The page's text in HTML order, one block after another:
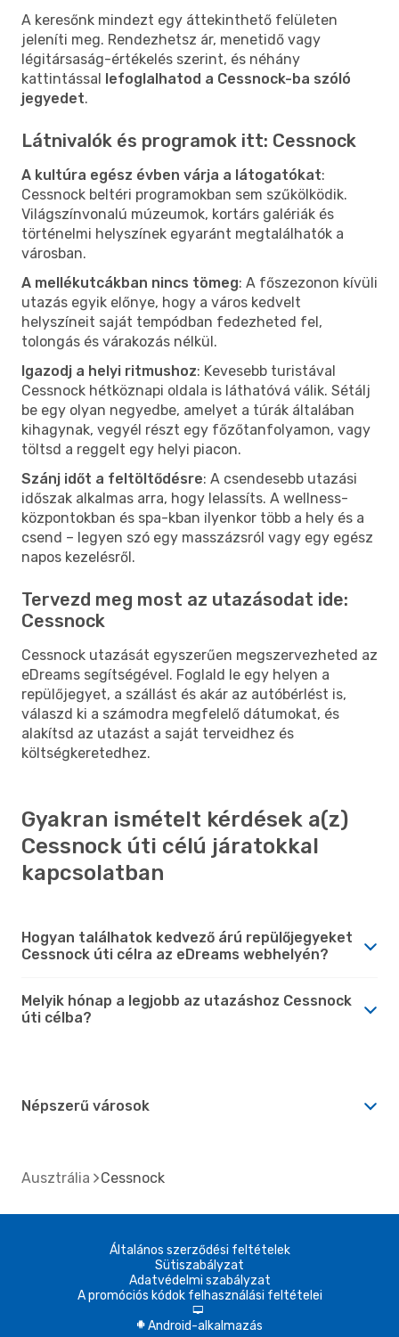
A keresőnk mindezt egy áttekinthető felületen
jeleníti meg. Rendezhetsz ár, menetidő vagy
légitársaság-értékelés szerint, és néhány
kattintással lefoglalhatod a Cessnock-ba szóló
jegyedet.
Látnivalók és programok itt: Cessnock
A kultúra egész évben várja a látogatókat:
Cessnock beltéri programokban sem szűkölködik.
Világszínvonalú múzeumok, kortárs galériák és
történelmi helyszínek egyaránt megtalálhatók a
városban.
A mellékutcákban nincs tömeg: A főszezonon kívüli
utazás egyik előnye, hogy a város kedvelt
helyszíneit saját tempódban fedezheted fel,
tolongás és várakozás nélkül.
Igazodj a helyi ritmushoz: Kevesebb turistával
Cessnock hétköznapi oldala is láthatóvá válik. Sétálj
be egy olyan negyedbe, amelyet a túrák általában
kihagynak, vegyél részt egy főzőtanfolyamon, vagy
töltsd a reggelt egy helyi piacon.
Szánj időt a feltöltődésre: A csendesebb utazási
időszak alkalmas arra, hogy lelassíts. A wellness-
központokban és spa-kban ilyenkor több a hely és a
csend – legyen szó egy masszázsról vagy egy egész
napos kezelésről.
Tervezd meg most az utazásodat ide:
Cessnock
Cessnock utazását egyszerűen megszervezheted az
eDreams segítségével. Foglald le egy helyen a
repülőjegyet, a szállást és akár az autóbérlést is,
válaszd ki a számodra megfelelő dátumokat, és
alakítsd az utazást a saját terveidhez és
költségkeretedhez.
Gyakran ismételt kérdések a(z)
Cessnock úti célú járatokkal
kapcsolatban
Hogyan találhatok kedvező árú repülőjegyeket
Cessnock úti célra az eDreams webhelyén?
Melyik hónap a legjobb az utazáshoz Cessnock
úti célba?
Népszerű városok
Ausztrália Cessnock
Általános szerződési feltételek
Sütiszabályzat
Adatvédelmi szabályzat
A promóciós kódok felhasználási feltételei
d
A Android-alkalmazás